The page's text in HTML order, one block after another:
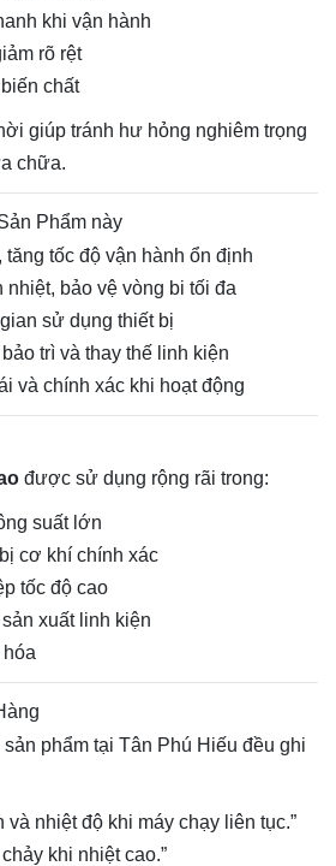
khi vận hành
rõ rệt
chất
giúp tránh hư hỏng nghiêm trọng
chữa.
Phẩm này
tăng tốc độ vận hành ổn định
nhiệt, bảo vệ vòng bi tối đa
sử dụng thiết bị
trì và thay thế linh kiện
và chính xác khi hoạt động
được sử dụng rộng rãi trong:
suất lớn
cơ khí chính xác
tốc độ cao
xuất linh kiện
phẩm tại Tân Phú Hiếu đều ghi
và nhiệt độ khi máy chạy liên tục.”
khi nhiệt cao.”